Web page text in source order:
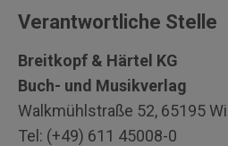
Verantwortliche Stelle
Breitkopf & Härtel KG
Buch- und Musikverlag
Walkmühlstraße 52, 65195
Tel: (+49) 611 45008-0